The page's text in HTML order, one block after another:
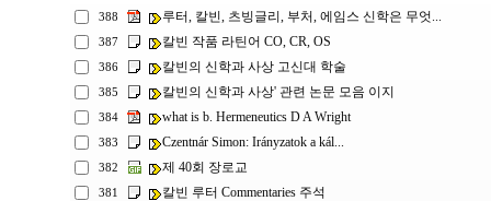
388 루터, 칼빈, 츠빙글리, 부처, 에임스 신학은 무엇...
387 칼빈 작품 라틴어 CO, CR, OS
386 칼빈의 신학과 사상 고신대 학술
385 칼빈의 신학과 사상' 관련 논문 모음 이지
384 what is b. Hermeneutics D A Wright
383 Czentnár Simon: Irányzatok a kál...
382 제 40회 장로교
381 칼빈 루터 Commentaries 주석